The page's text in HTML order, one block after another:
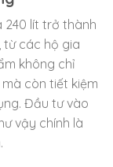
240 lít trở thành
từ các hộ gia
không chỉ
còn tiết kiệm
Đầu tư vào
vậy chính là